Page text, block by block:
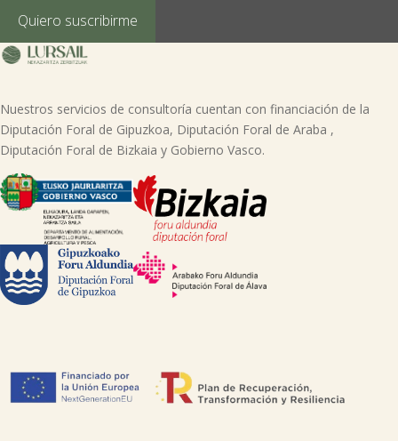

lursail@lursailkoop.eus. Puede obtener información adicional en nuestra
página web.
Quiero suscribirme
Nuestros servicios de consultoría cuentan con financiación de la
Diputación Foral de Gipuzkoa, Diputación Foral de Araba ,
Diputación Foral de Bizkaia y Gobierno Vasco.